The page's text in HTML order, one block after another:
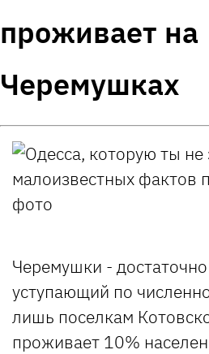
проживает на
Черемушках
Черемушки -
уступающий по
лишь поселкам
проживает 10%